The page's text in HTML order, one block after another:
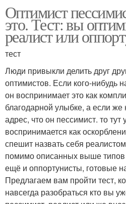
Оптимист
это. Тест: вы
реалист или
тест
Люди привыкли делить друг
оптимистов. Если кого-нибудь
он воспринимает это как
благодарной улыбке, а если же
адрес, что он пессимист. то
воспринимается как
спешит назвать себя
помимо описанных выше типов
ещё и оппортунисты, готовые
Предлагаем вам пройти тест,
навсегда разобраться кто вы